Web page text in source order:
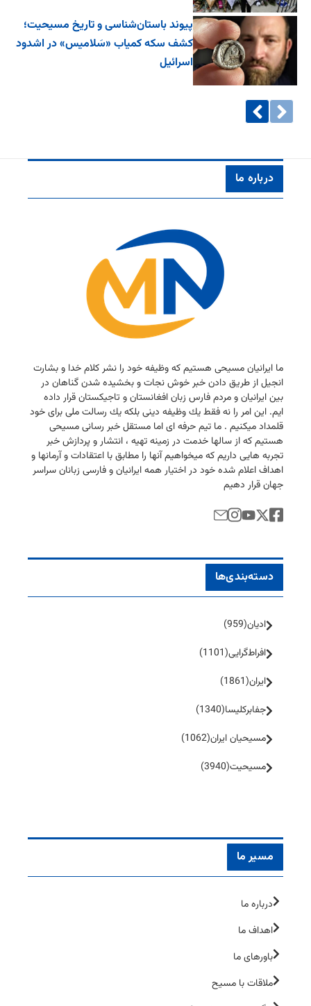
پیوند باستان‌شناسی و تاریخ مسیحیت؛
کشف سکه کمیاب «سَلامیس» در اشدود
اسرائیل
درباره ما
ما ایرانیان مسیحی هستیم كه وظیفه خود را نشر كلام خدا و بشارت
انجیل از طریق دادن خبر خوش نجات و بخشیده شدن گناهان در
بین ایرانیان و مردم فارس زبان افغانستان و تاجیكستان قرار داده
ایم. این امر را نه فقط یك وظیفه دینی بلكه یك رسالت ملی برای خود
قلمداد میكنیم . ما تیم حرفه ای اما مستقل خبر رسانی مسیحی
هستیم كه از سالها خدمت در زمینه تهیه ، انتشار و پردازش خبر
تجربه هایی داریم كه میخواهیم آنها را مطابق با اعتقادات و آرمانها و
اهداف اعلام شده خود در اختیار همه ایرانیان و فارسی زبانان سراسر
جهان قرار دهیم
دسته‌بندی‌ها
ادیان(959)
افراط‌گرایی(1101)
ایران(1861)
جفا‌بر‌کلیسا(1340)
مسیحیان ایران(1062)
مسیحیت(3940)
مسیر ما
درباره ما
اهداف ما
باورهای ما
ملاقات با مسیح